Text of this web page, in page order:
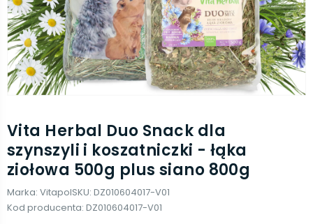
Vita Herbal Duo Snack dla
szynszyli i koszatniczki - łąka
ziołowa 500g plus siano 800g
Marka: VitapolSKU: DZ010604017-V01
Kod producenta: DZ010604017-V01